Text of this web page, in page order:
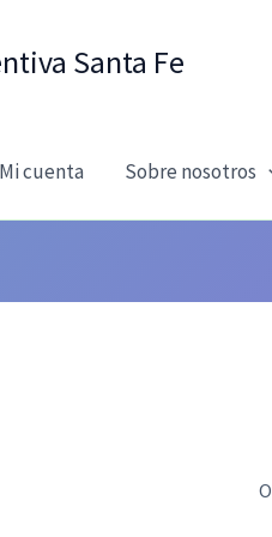
Santa Fe
Mi cuenta Sobre nosotros